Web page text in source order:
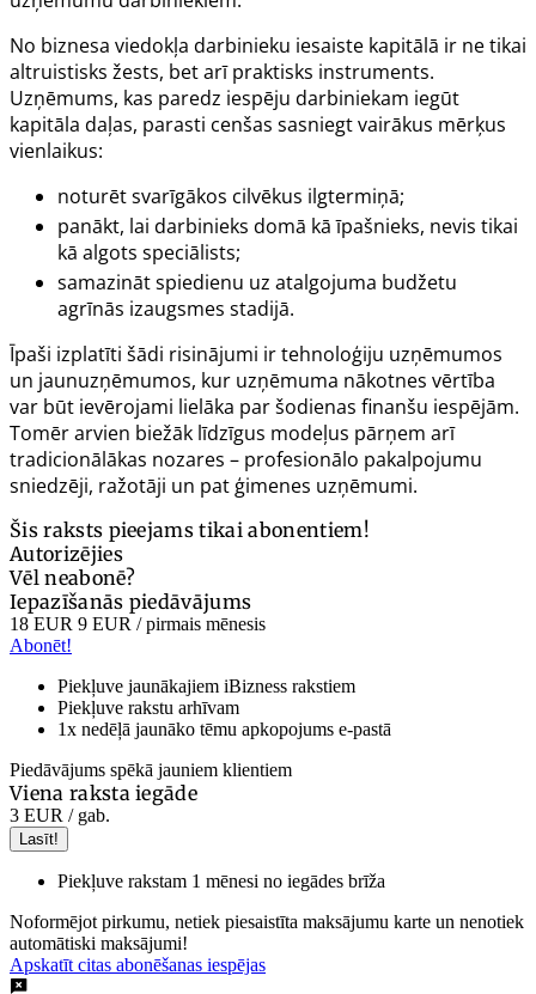
No biznesa viedokļa darbinieku iesaiste kapitālā ir ne tikai
altruistisks žests, bet arī praktisks instruments.
Uzņēmums, kas paredz iespēju darbiniekam iegūt
kapitāla daļas, parasti cenšas sasniegt vairākus mērķus
vienlaikus:
noturēt svarīgākos cilvēkus ilgtermiņā;
panākt, lai darbinieks domā kā īpašnieks, nevis tikai
kā algots speciālists;
samazināt spiedienu uz atalgojuma budžetu
agrīnās izaugsmes stadijā.
Īpaši izplatīti šādi risinājumi ir tehnoloģiju uzņēmumos
un jaunuzņēmumos, kur uzņēmuma nākotnes vērtība
var būt ievērojami lielāka par šodienas finanšu iespējām.
Tomēr arvien biežāk līdzīgus modeļus pārņem arī
tradicionālākas nozares – profesionālo pakalpojumu
sniedzēji, ražotāji un pat ģimenes uzņēmumi.
Šis raksts pieejams tikai abonentiem!
Autorizējies
Vēl neabonē?
Iepazīšanās piedāvājums
18 EUR 9 EUR / pirmais mēnesis
Abonēt!
Piekļuve jaunākajiem iBizness rakstiem
Piekļuve rakstu arhīvam
1x nedēļā jaunāko tēmu apkopojums e-pastā
Piedāvājums spēkā jauniem klientiem
Viena raksta iegāde
3 EUR / gab.
Lasīt!
Piekļuve rakstam 1 mēnesi no iegādes brīža
Noformējot pirkumu, netiek piesaistīta maksājumu karte un nenotiek
automātiski maksājumi!
Apskatīt citas abonēšanas iespējas